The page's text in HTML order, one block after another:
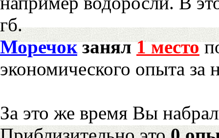
гб.
Моречокзанял1 место
экономического опыта за
За это же время Вы